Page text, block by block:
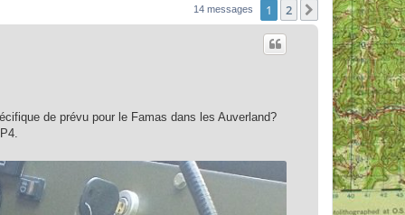
14 messages 1 2 Suivante
de prévu pour le Famas dans les Auverland?